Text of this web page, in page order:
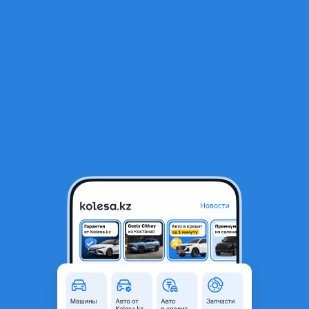
Ремкомплект двигателя
Жезказган, Улытауская